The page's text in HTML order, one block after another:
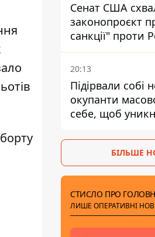
Сенат США
законопроєкт
санкції" проти
20:13
Підірвали собі
окупанти
себе, щоб
БІЛЬШЕ
СТИСЛО ПРО
ЛИШЕ ОПЕРАТИВНІ